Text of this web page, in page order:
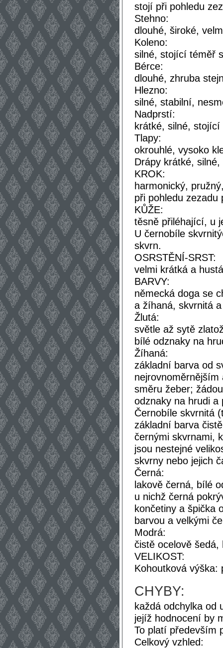
stojí při pohledu
Stehno:
dlouhé, široké,
Koleno:
silné, stojící téměř
Bérce:
dlouhé, zhruba
Hlezno:
silné, stabilní,
Nadprstí:
krátké, silné,
Tlapy:
okrouhlé, vysoko
Drápy krátké,
KROK:
harmonický,
při pohledu zezadu
KŮŽE:
těsně přiléhající, u
U černobíle
skvrn.
OSRSTĚNÍ-SRST:
velmi krátká a
BARVY:
německá doga se
a žíhaná, skvrnitá
Žlutá:
světle až sytě
bílé odznaky na
Žíhaná:
základní barva od
směru žeber;
odznaky na hrudi a
Černobíle skvrnitá
základní barva
černými skvrnami,
jsou nestejné
skvrny nebo jejich
Černá:
lakově černá, bílé
u nichž černá
končetiny a špička
barvou a velkými
Modrá:
čistě ocelově
VELIKOST:
Kohoutková výška:
CHYBY:
každá odchylka od
jejíž hodnocení by
To platí především
Celkový vzhled: